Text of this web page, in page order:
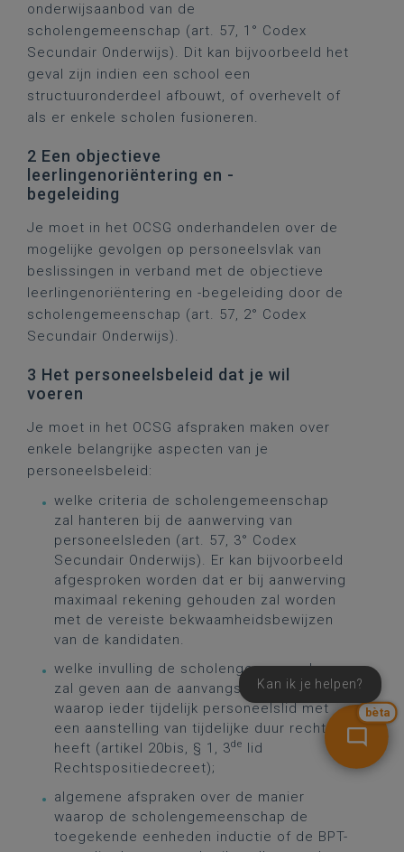
onderwijsaanbod van de
scholengemeenschap (art. 57, 1° Codex
Secundair Onderwijs). Dit kan bijvoorbeeld het
geval zijn indien een school een
structuuronderdeel afbouwt, of overhevelt of
als er enkele scholen fusioneren.
2 Een objectieve
leerlingenoriëntering en -
begeleiding
Je moet in het OCSG onderhandelen over de
mogelijke gevolgen op personeelsvlak van
beslissingen in verband met de objectieve
leerlingenoriëntering en -begeleiding door de
scholengemeenschap (art. 57, 2° Codex
Secundair Onderwijs).
3 Het personeelsbeleid dat je wil
voeren
Je moet in het OCSG afspraken maken over
enkele belangrijke aspecten van je
personeelsbeleid:
welke criteria de scholengemeenschap
zal hanteren bij de aanwerving van
personeelsleden (art. 57, 3° Codex
Secundair Onderwijs). Er kan bijvoorbeeld
afgesproken worden dat er bij aanwerving
maximaal rekening gehouden zal worden
met de vereiste bekwaamheidsbewijzen
van de kandidaten.
welke invulling de scholengemeenschap
zal geven aan de aanvangsbegeleiding
waarop ieder tijdelijk personeelslid met
een aanstelling van tijdelijke duur recht
heeft (artikel 20bis, § 1, 3de lid
Rechtspositiedecreet);
algemene afspraken over de manier
waarop de scholengemeenschap de
toegekende eenheden inductie of de BPT-
bèta
Kan ik je helpen?